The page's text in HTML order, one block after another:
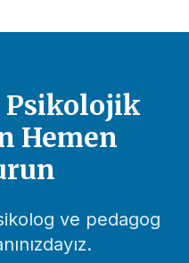
Psikolojik
Hemen
ve pedagog